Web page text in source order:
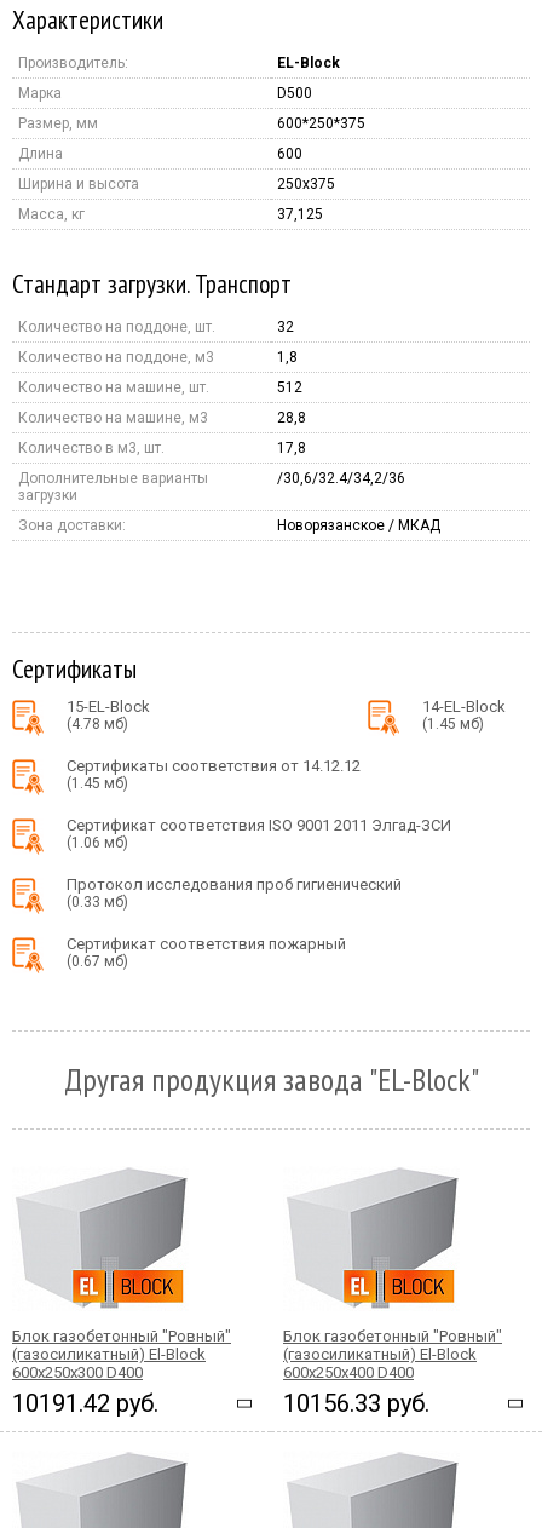
Характеристики
Производитель:
EL-Block
Марка
D500
Размер, мм
600*250*375
Длина
600
Ширина и высота
250x375
Масса, кг
37,125
Стандарт загрузки. Транспорт
Количество на поддоне, шт.
32
Количество на поддоне, м3
1,8
Количество на машине, шт.
512
Количество на машине, м3
28,8
Количество в м3, шт.
17,8
Дополнительные варианты
загрузки
/30,6/32.4/34,2/36
Зона доставки: Новорязанское / МКАД
Сертификаты
15-EL-Block
(4.78 мб)
14-EL-Block
(1.45 мб)
Сертификаты соответствия от 14.12.12
(1.45 мб)
Сертификат соответствия ISO 9001 2011 Элгад-ЗСИ
(1.06 мб)
Протокол исследования проб гигиенический
(0.33 мб)
Сертификат соответствия пожарный
(0.67 мб)
Другая продукция завода "EL-Block"
Блок газобетонный "Ровный"
(газосиликатный) El-Block
600х250х300 D400
10191.42 руб.
Блок газобетонный "Ровный"
(газосиликатный) El-Block
600х250х400 D400
10156.33 руб.